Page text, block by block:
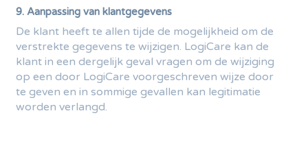
9. Aanpassing van klantgegevens
De klant heeft te allen tijde de mogelijkheid om de
verstrekte gegevens te wijzigen. LogiCare kan de
klant in een dergelijk geval vragen om de wijziging
op een door LogiCare voorgeschreven wijze door
te geven en in sommige gevallen kan legitimatie
worden verlangd.